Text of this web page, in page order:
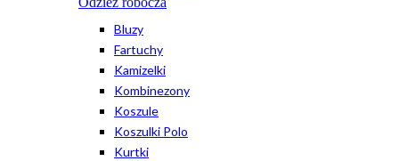
Bluzy
Fartuchy
Kamizelki
Kombinezony
Koszule
Koszulki Polo
Kurtki